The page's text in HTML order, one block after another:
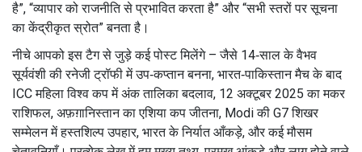
है”, “व्यापार को राजनीति से प्रभावित करता है” और “सभी स्तरों पर सूचना
का केंद्रीकृत स्रोत” बनता है।
नीचे आपको इस टैग से जुड़े कई पोस्ट मिलेंगे – जैसे 14‑साल के वैभव
सूर्यवंशी की रनेजी ट्रॉफी में उप‑कप्तान बनना, भारत‑पाकिस्तान मैच के बाद
ICC महिला विश्व कप में अंक तालिका बदलाव, 12 अक्टूबर 2025 का मकर
राशिफल, अफ़ग़ानिस्तान का एशिया कप जीतना, Modi की G7 शिखर
सम्मेलन में हस्तशिल्प उपहार, भारत के निर्यात आँकड़े, और कई मौसम